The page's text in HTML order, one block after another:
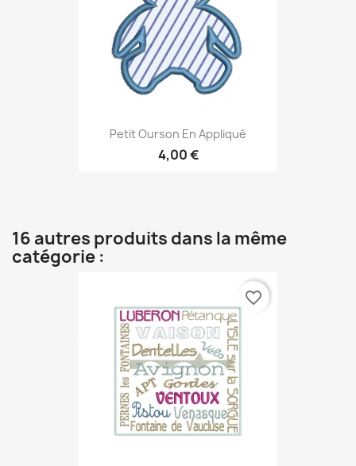
Petit Ourson En Appliqué
4,00 €
16 autres produits dans la même
catégorie :
favorite_border